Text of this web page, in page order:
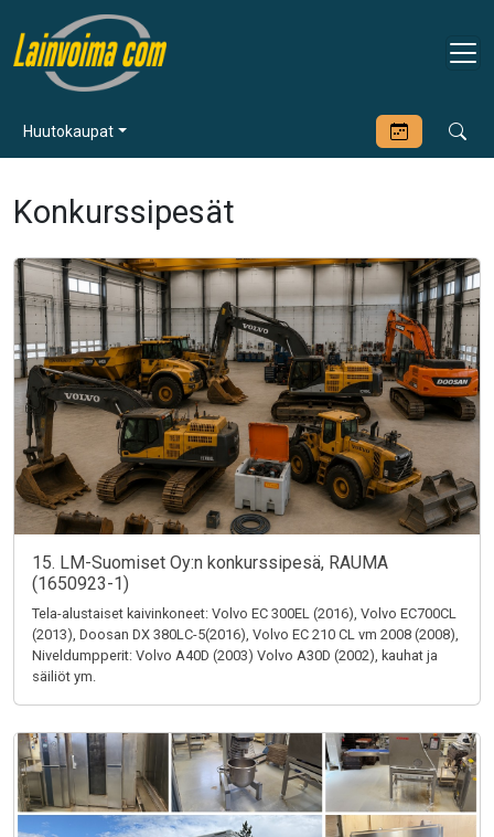
Huutokaupat
Konkurssipesät
15. LM-Suomiset Oy:n konkurssipesä, RAUMA
(1650923-1)
Tela-alustaiset kaivinkoneet: Volvo EC 300EL (2016), Volvo EC700CL
(2013), Doosan DX 380LC-5(2016), Volvo EC 210 CL vm 2008 (2008),
Niveldumpperit: Volvo A40D (2003) Volvo A30D (2002), kauhat ja
säiliöt ym.